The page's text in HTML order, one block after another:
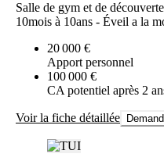
Salle de gym et de
10mois à 10ans - Éveil a la
20 000 €
Apport personnel
100 000 €
CA potentiel après 2
Voir la fiche détaillée